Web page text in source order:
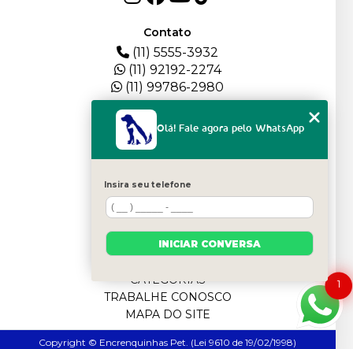
Contato
(11) 5555-3932
(11) 92192-2274
(11) 99786-2980
QUEM SOMOS
BLOG
FILHOTES
CATEGORIAS
TRABALHE CONOSCO
MAPA DO SITE
Copyright © Encrenquinhas Pet. (Lei 9610 de 19/02/1998)
1
Olá! Fale agora pelo WhatsApp
Insira seu telefone
INICIAR CONVERSA